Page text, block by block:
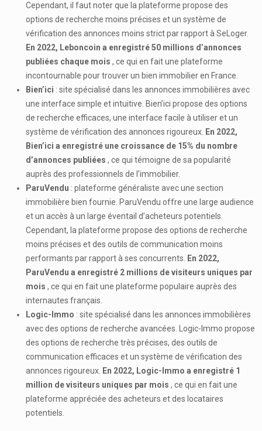
Cependant, il faut noter que la plateforme propose des
options de recherche moins précises et un système de
vérification des annonces moins strict par rapport à SeLoger.
En 2022, Leboncoin a enregistré 50 millions d’annonces
publiées chaque mois , ce qui en fait une plateforme
incontournable pour trouver un bien immobilier en France.
Bien’ici : site spécialisé dans les annonces immobilières avec
une interface simple et intuitive. Bien’ici propose des options
de recherche efficaces, une interface facile à utiliser et un
système de vérification des annonces rigoureux. En 2022,
Bien’ici a enregistré une croissance de 15% du nombre
d’annonces publiées , ce qui témoigne de sa popularité
auprès des professionnels de l’immobilier.
ParuVendu : plateforme généraliste avec une section
immobilière bien fournie. ParuVendu offre une large audience
et un accès à un large éventail d’acheteurs potentiels.
Cependant, la plateforme propose des options de recherche
moins précises et des outils de communication moins
performants par rapport à ses concurrents.
En 2022,
ParuVendu a enregistré 2 millions de visiteurs uniques par
mois , ce qui en fait une plateforme populaire auprès des
internautes français.
Logic-Immo : site spécialisé dans les annonces immobilières
avec des options de recherche avancées. Logic-Immo propose
des options de recherche très précises, des outils de
communication efficaces et un système de vérification des
annonces rigoureux. En 2022, Logic-Immo a enregistré 1
million de visiteurs uniques par mois , ce qui en fait une
plateforme appréciée des acheteurs et des locataires
potentiels.